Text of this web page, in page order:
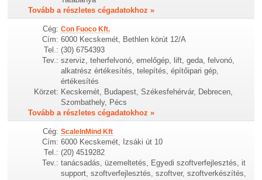
Tovább a részletes cégadatokhoz »
Cég: Con Fuoco Kft.
Cím: 6000 Kecskemét, Bethlen körút 12/A
Tel.: (30) 6754393
Tev.: szerviz, teherfelvonó, emelőgép, lift, geda, felvonó,
alkatrész értékesítés, telepítés, építőipari gép,
értékesítés
Körzet: Kecskemét, Budapest, Székesfehérvár, Debrecen,
Szombathely, Pécs
Tovább a részletes cégadatokhoz »
Cég: ScaleInMind Kft
Cím: 6000 Kecskemét, Izsáki út 10
Tel.: (20) 4519282
Tev.: tanácsadás, üzemeltetés, Egyedi szoftverfejlesztés, it
support, szoftverfejlesztés, szoftver, szoftverkészítés,